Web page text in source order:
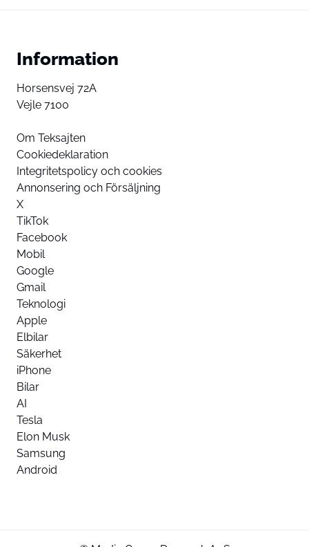
Information
Horsensvej 72A
Vejle 7100
Om Teksajten
Cookiedeklaration
Integritetspolicy och cookies
Annonsering och Försäljning
X
TikTok
Facebook
Mobil
Google
Gmail
Teknologi
Apple
Elbilar
Säkerhet
iPhone
Bilar
AI
Tesla
Elon Musk
Samsung
Android